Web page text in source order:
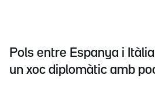
Pols entre Espanya i
un xoc diplomàtic amb